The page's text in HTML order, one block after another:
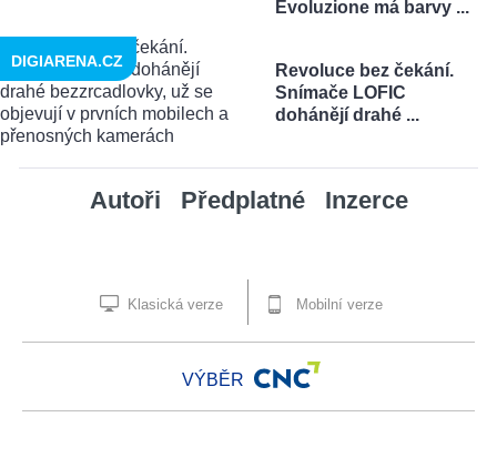
Evoluzione má barvy ...
Revoluce bez čekání.
Snímače LOFIC
dohánějí drahé ...
DIGIARENA.CZ
Autoři Předplatné Inzerce
Klasická verze Mobilní verze
VÝBĚR